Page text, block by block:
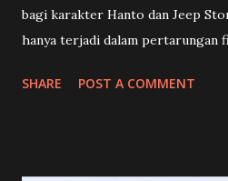
bagi karakter Hanto dan Jeep
hanya terjadi dalam pertarungan
karakter utama. 🍡 Toko Manisan
SHARE POST A COMMENT